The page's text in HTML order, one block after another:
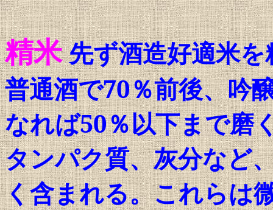
精米 先ず酒造好適米
普通酒で70％前後、吟
なれば50％以下まで磨
タンパク質、灰分など
く含まれる。これらは